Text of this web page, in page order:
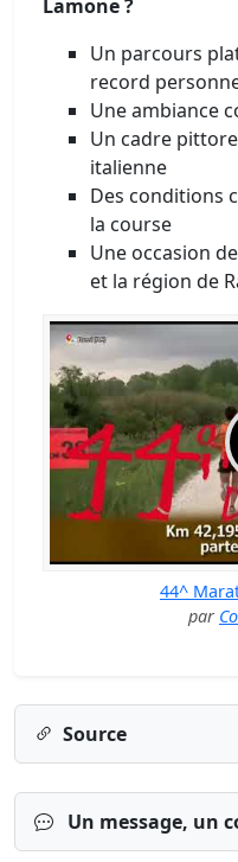
Lamone ?
Un parcours
record
Une ambiance
Un cadre
italienne
Des conditions
la course
Une occasion
et la région de
44^
par
Source
Un message, un